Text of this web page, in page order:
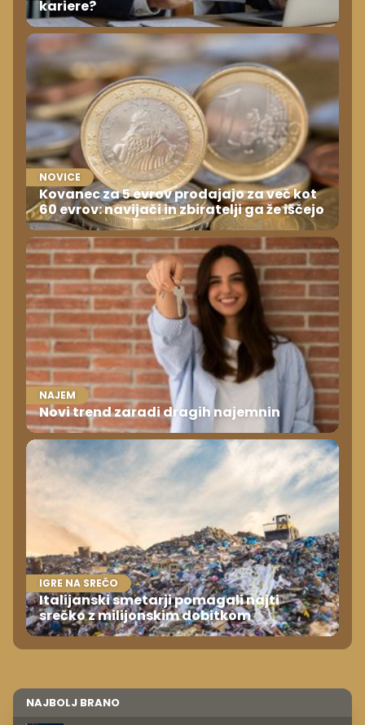
kariere?
NOVICE
Kovanec za 5 evrov prodajajo za več kot
60 evrov: navijači in zbiratelji ga že iščejo
NAJEM
Novi trend zaradi dragih najemnin
IGRE NA SREČO
Italijanski smetarji pomagali najti
srečko z milijonskim dobitkom
NAJBOLJ BRANO